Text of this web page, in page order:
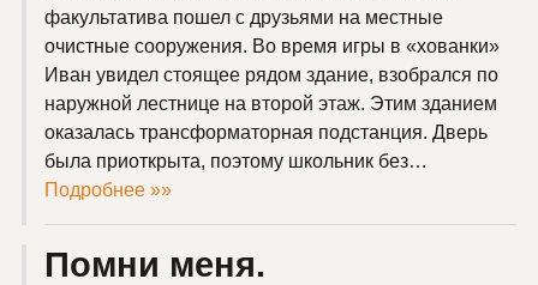
факультатива пошел с друзьями на местные
очистные сооружения. Во время игры в «хованки»
Иван увидел стоящее рядом здание, взобрался по
наружной лестнице на второй этаж. Этим зданием
оказалась трансформаторная подстанция. Дверь
была приоткрыта, поэтому школьник без…
Подробнее »»
Помни меня.